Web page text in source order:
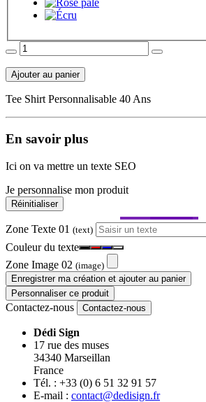
Ajouter au panier
Tee Shirt Personnalisable 40 Ans
En savoir plus
Ici on va mettre un texte SEO
Je personnalise mon produit
Réinitialiser
Zone Texte 01 (text)
Couleur du texte
Zone Image 02 (image)
Enregistrer ma création et ajouter au panier
Personnaliser ce produit
Contactez-nous Contactez-nous
Dédi Sign
17 rue des muses
34340 Marseillan
France
Tél. : +33 (0) 6 51 32 91 57
E-mail : contact@dedisign.fr